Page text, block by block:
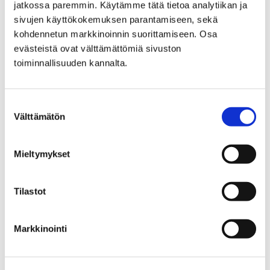
jatkossa paremmin. Käytämme tätä tietoa analytiikan ja
sivujen käyttökokemuksen parantamiseen, sekä
kohdennetun markkinoinnin suorittamiseen. Osa
evästeistä ovat välttämättömiä sivuston
toiminnallisuuden kannalta.
valinta
Välttämätön
Mieltymykset
Tilastot
Markkinointi
Vuoden suurtapahtumat
Sensommar Filmfest 28.–30.8.2026 arrow_outward
Rosteri Rock arrow_outward
arrow_outward